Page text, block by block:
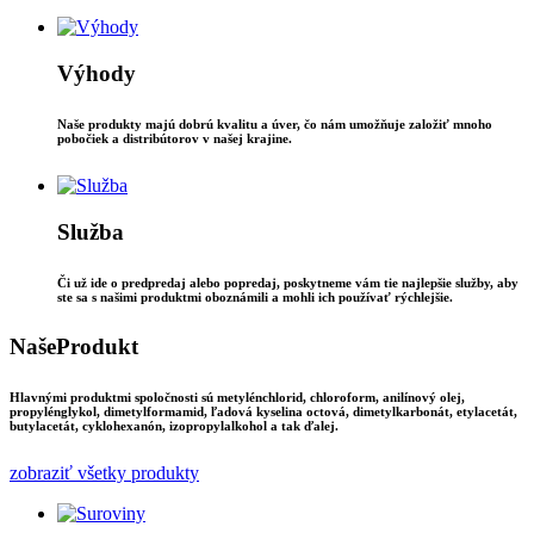
Výhody
Naše produkty majú dobrú kvalitu a úver, čo nám umožňuje založiť mnoho
pobočiek a distribútorov v našej krajine.
Služba
Či už ide o predpredaj alebo popredaj, poskytneme vám tie najlepšie služby, aby
ste sa s našimi produktmi oboznámili a mohli ich používať rýchlejšie.
NašeProdukt
Hlavnými produktmi spoločnosti sú metylénchlorid, chloroform, anilínový olej,
propylénglykol, dimetylformamid, ľadová kyselina octová, dimetylkarbonát, etylacetát,
butylacetát, cyklohexanón, izopropylalkohol a tak ďalej.
zobraziť všetky produkty